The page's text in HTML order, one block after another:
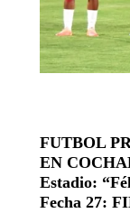
FUTBOL
EN
Estadio:
Fecha 27: